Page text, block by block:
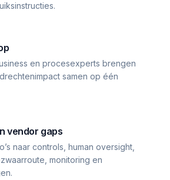
en procesexperts brengen
samen op één
vendor gaps
naar controls, human oversight,
monitoring en